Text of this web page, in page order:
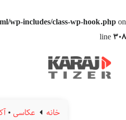
wp-includes/class-wp-hook.phpon
line308
خانه عکاسی•